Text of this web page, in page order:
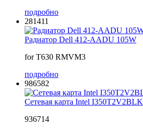
подробно
281411
Радиатор Dell 412-AADU 105W
for T630 RMVM3
подробно
986582
Сетевая карта Intel I350T2V2BLK
936714